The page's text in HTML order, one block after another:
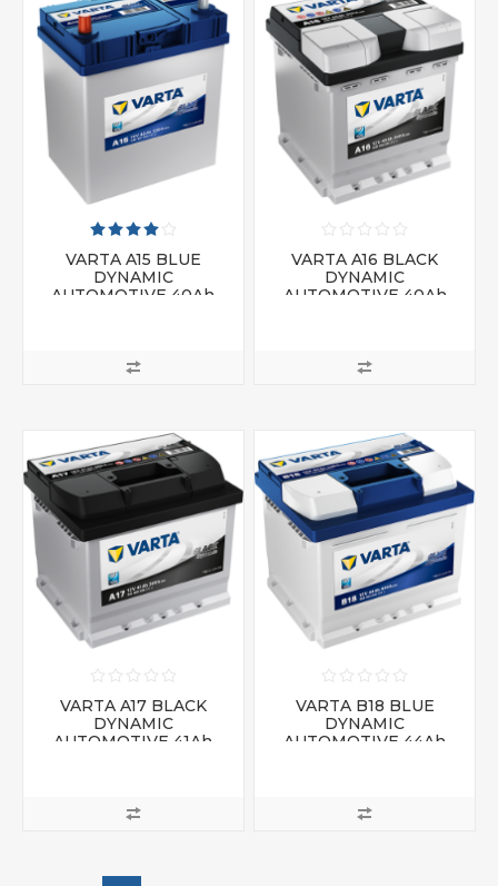
VARTA A15 BLUE
DYNAMIC
AUTOMOTIVE 40Ah
VARTA A16 BLACK
DYNAMIC
AUTOMOTIVE 40Ah
VARTA A17 BLACK
DYNAMIC
AUTOMOTIVE 41Ah
VARTA B18 BLUE
DYNAMIC
AUTOMOTIVE 44Ah